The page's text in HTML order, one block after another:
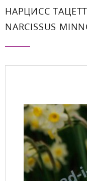
НАРЦИСС
NARCISSUS